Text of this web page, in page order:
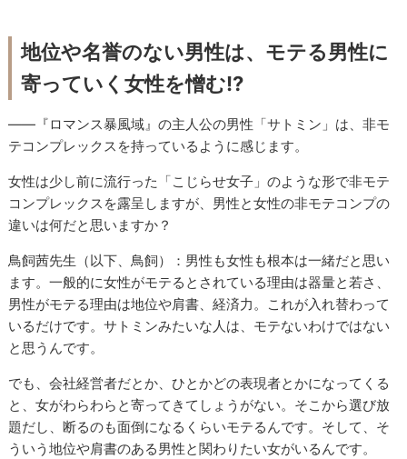
地位や名誉のない男性は、モテる男性に
寄っていく女性を憎む!?
——『ロマンス暴風域』の主人公の男性「サトミン」は、非モ
テコンプレックスを持っているように感じます。
女性は少し前に流行った「こじらせ女子」のような形で非モテ
コンプレックスを露呈しますが、男性と女性の非モテコンプの
違いは何だと思いますか？
鳥飼茜先生（以下、鳥飼）：男性も女性も根本は一緒だと思い
ます。一般的に女性がモテるとされている理由は器量と若さ、
男性がモテる理由は地位や肩書、経済力。これが入れ替わって
いるだけです。サトミンみたいな人は、モテないわけではない
と思うんです。
でも、会社経営者だとか、ひとかどの表現者とかになってくる
と、女がわらわらと寄ってきてしょうがない。そこから選び放
題だし、断るのも面倒になるくらいモテるんです。そして、そ
ういう地位や肩書のある男性と関わりたい女がいるんです。